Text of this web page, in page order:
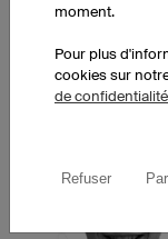
Nicole
Cyclisme ultra
moment.
Pour plus
cookies sur
de confidentialité
Refuser